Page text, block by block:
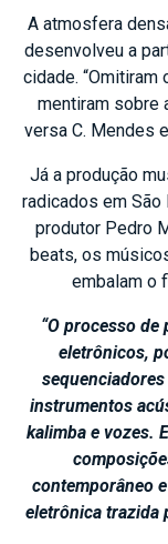
A atmosfera
desenvolveu a
cidade.
mentiram sobre
versa C. Mendes
Já a produção
radicados em São
produtor Pedro
beats, os
embalam o
“O processo
eletrônicos,
instrumentos
kalimba e vozes.
contemporâneo
eletrônica trazida